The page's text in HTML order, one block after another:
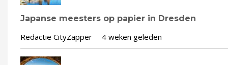
Japanse meesters op papier in Dresden
Redactie CityZapper 4 weken geleden